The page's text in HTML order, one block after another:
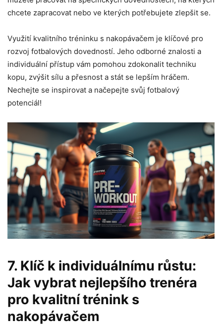
chcete zapracovat nebo ve kterých potřebujete zlepšit se.
Využití kvalitního tréninku s nakopávačem je klíčové pro
rozvoj fotbalových dovedností. Jeho odborné znalosti a
individuální přístup vám pomohou zdokonalit techniku
kopu, zvýšit sílu a přesnost a stát se lepším hráčem.
Nechejte se inspirovat a načepejte svůj fotbalový
potenciál!
7. Klíč k individuálnímu růstu:
Jak vybrat nejlepšího trenéra
pro kvalitní trénink s
nakopávačem